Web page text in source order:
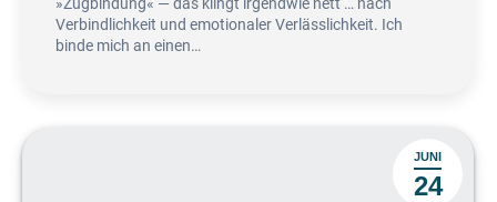
Verbindlichkeit und emotionaler Verlässlichkeit. Ich
binde mich an einen…
JUNI
24